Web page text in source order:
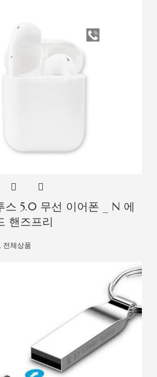
스 5.0 무선 이어폰 _ N 에
핸즈프리
, 전체상품